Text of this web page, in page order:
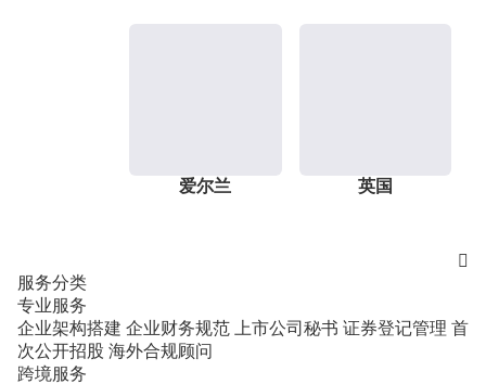
爱尔兰 英国

服务分类
专业服务
企业架构搭建 企业财务规范 上市公司秘书 证券登记管理 首
次公开招股 海外合规顾问
跨境服务